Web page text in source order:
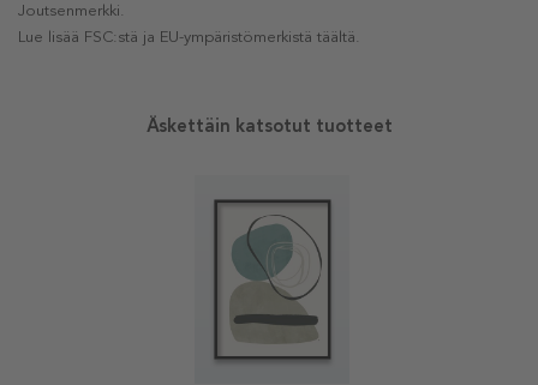
Joutsenmerkki.
Lue lisää FSC:stä ja EU-ympäristömerkistä täältä.
Äskettäin katsotut tuotteet